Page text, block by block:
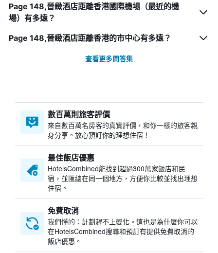
Page 148,晉緻酒店距離香港國際機場（最近的機
場）有多遠？
Page 148,晉緻酒店距離香港的市中心有多遠？
查看更多問答集
數百萬則旅客評價
來自數百萬名房客的真實評價，和你一樣的旅客親
身分享。放心預訂你的理想住宿！
最佳飯店優惠
HotelsCombined​能找到超過300萬家飯店和民
宿，並匯總在同一個地方，方便你比較並找出理想
住宿。
免費取消
我們懂的：計劃趕不上變化。這也是為什麼你可以
在HotelsCombined搜尋和預訂有提供免費取消的
飯店優惠。